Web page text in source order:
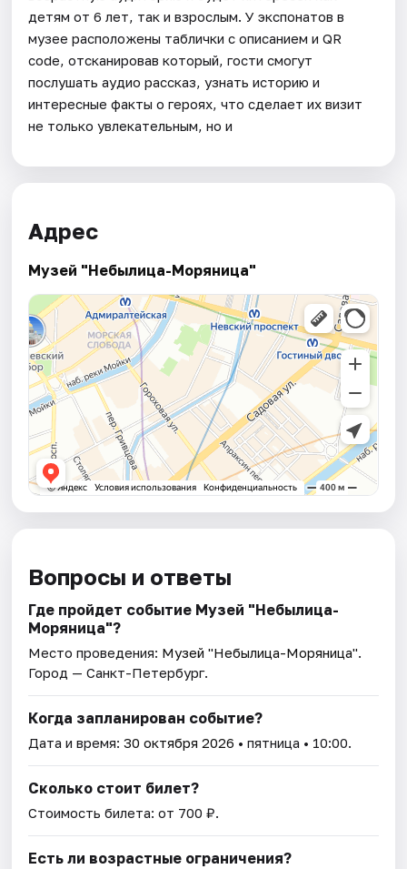
детям от 6 лет, так и взрослым. У экспонатов в
музее расположены таблички с описанием и QR
code, отсканировав который, гости смогут
послушать аудио рассказ, узнать историю и
интересные факты о героях, что сделает их визит
не только увлекательным, но и
Адрес
Музей "Небылица-Моряница"
Вопросы и ответы
Где пройдет событие Музей "Небылица-
Моряница"?
Место проведения: Музей "Небылица-Моряница".
Город — Санкт-Петербург.
Когда запланирован событие?
Дата и время:30 октября 2026 • пятница • 10:00.
Сколько стоит билет?
Стоимость билета: от 700 ₽.
Есть ли возрастные ограничения?